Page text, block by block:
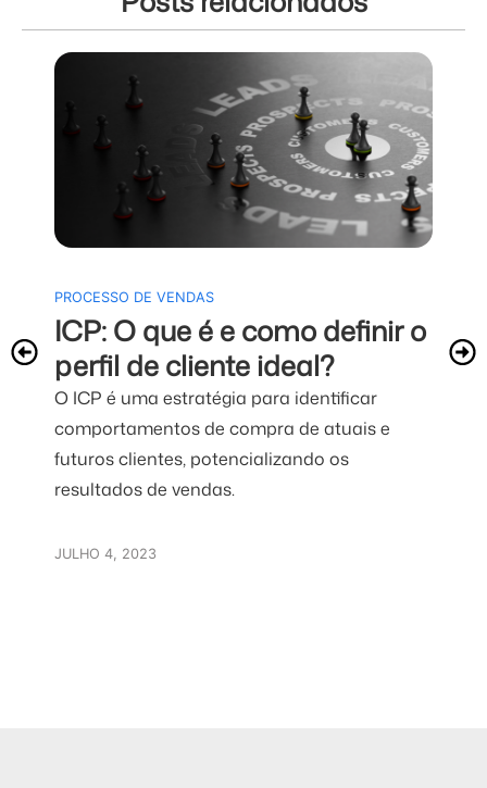
PROCESSO DE VENDAS
ICP: O que é e como definir o
perfil de cliente ideal?
O ICP é uma estratégia para identificar
comportamentos de compra de atuais e
futuros clientes, potencializando os
resultados de vendas.
JULHO 4, 2023